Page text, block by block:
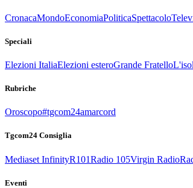
CronacaMondoEconomiaPoliticaSpettacolo
Speciali
Elezioni ItaliaElezioni esteroGrande Fratello
Rubriche
Oroscopo#tgcom24amarcord
Tgcom24 Consiglia
Mediaset InfinityR101Radio 105Virgin Radio
Eventi